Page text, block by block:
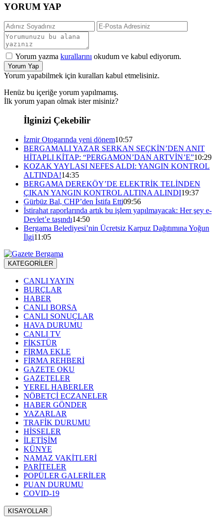
YORUM YAP
Yorum yazma kurallarını okudum ve kabul ediyorum.
Yorum Yap
Yorum yapabilmek için kuralları kabul etmelisiniz.
Henüz bu içeriğe yorum yapılmamış.
İlk yorum yapan olmak ister misiniz?
İlginizi Çekebilir
İzmir Otogarında yeni dönem10:57
BERGAMALI YAZAR SERKAN SEÇKİN’DEN ANIT
HİTAPLI KİTAP: “PERGAMON’DAN ARTVİN’E”10:29
KOZAK YAYLASI NEFES ALDI: YANGIN KONTROL
ALTINDA!14:35
BERGAMA DEREKÖY’DE ELEKTRİK TELİNDEN
ÇIKAN YANGIN KONTROL ALTINA ALINDI19:37
Gürbüz Bal, CHP’den İstifa Etti09:56
İstirahat raporlarında artık bu işlem yapılmayacak: Her şey e-
Devlet’e taşındı14:50
Bergama Belediyesi’nin Ücretsiz Karpuz Dağıtımına Yoğun
İlgi11:05
KATEGORİLER
CANLI YAYIN
BURÇLAR
HABER
CANLI BORSA
CANLI SONUÇLAR
HAVA DURUMU
CANLI TV
FİKSTÜR
FİRMA EKLE
FİRMA REHBERİ
GAZETE OKU
GAZETELER
YEREL HABERLER
NÖBETÇİ ECZANELER
HABER GÖNDER
YAZARLAR
TRAFİK DURUMU
HİSSELER
İLETİŞİM
KÜNYE
NAMAZ VAKİTLERİ
PARİTELER
POPÜLER GALERİLER
PUAN DURUMU
COVID-19
KISAYOLLAR